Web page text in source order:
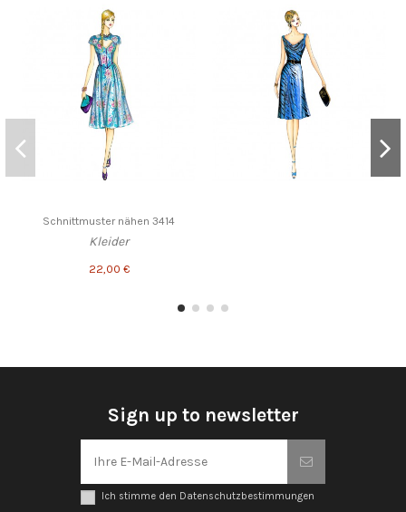
Schnittmuster nähen 3414
Kleider
22,00 €
Sign up to newsletter
Ich stimme den Datenschutzbestimmungen